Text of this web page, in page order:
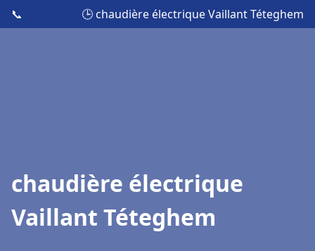
📞 🕒 chaudière électrique Vaillant Téteghem
chaudière électrique
Vaillant Téteghem